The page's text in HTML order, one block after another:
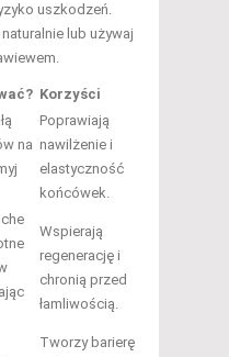
uszkodzeń.
lub używaj
Korzyści
na
Poprawiają
nawilżenie i
elastyczność
końcówek.
Wspierają
regenerację i
chronią przed
łamliwością.
Tworzy barierę